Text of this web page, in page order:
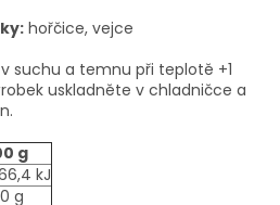
hořčice, vejce
suchu a temnu při teplotě +1
uskladněte v chladničce a
g
kJ
g